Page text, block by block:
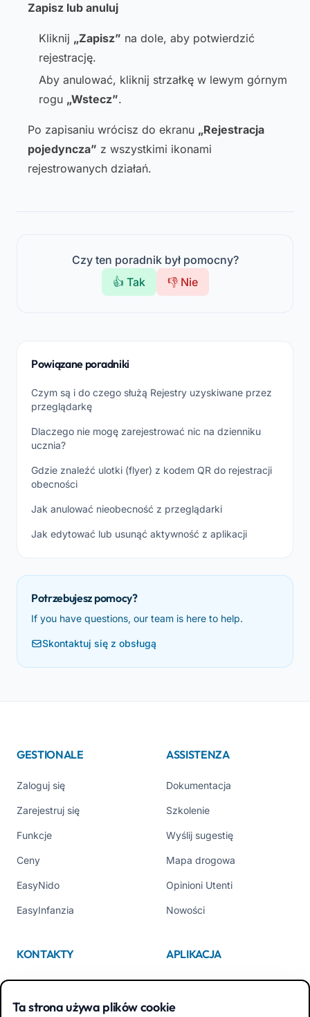
Zapisz lub anuluj
Kliknij „Zapisz” na dole, aby potwierdzić
rejestrację.
Aby anulować, kliknij strzałkę w lewym górnym
rogu „Wstecz”.
Po zapisaniu wrócisz do ekranu „Rejestracja
pojedyncza” z wszystkimi ikonami
rejestrowanych działań.
Czy ten poradnik był pomocny?
👍 Tak
👎 Nie
Powiązane poradniki
Czym są i do czego służą Rejestry uzyskiwane przez
przeglądarkę
Dlaczego nie mogę zarejestrować nic na dzienniku
ucznia?
Gdzie znaleźć ulotki (flyer) z kodem QR do rejestracji
obecności
Jak anulować nieobecność z przeglądarki
Jak edytować lub usunąć aktywność z aplikacji
Potrzebujesz pomocy?
If you have questions, our team is here to help.
Skontaktuj się z obsługą
GESTIONALE
Zaloguj się
Zarejestruj się
Funkcje
Ceny
EasyNido
EasyInfanzia
ASSISTENZA
Dokumentacja
Szkolenie
Wyślij sugestię
Mapa drogowa
Opinioni Utenti
Nowości
KONTAKTY
Kim jesteśmy
Contattaci
APLIKACJA
App Store
Google Play
Ta strona używa plików cookie